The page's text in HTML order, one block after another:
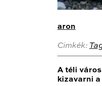
aron
Cimkék:
A téli
kizavarni